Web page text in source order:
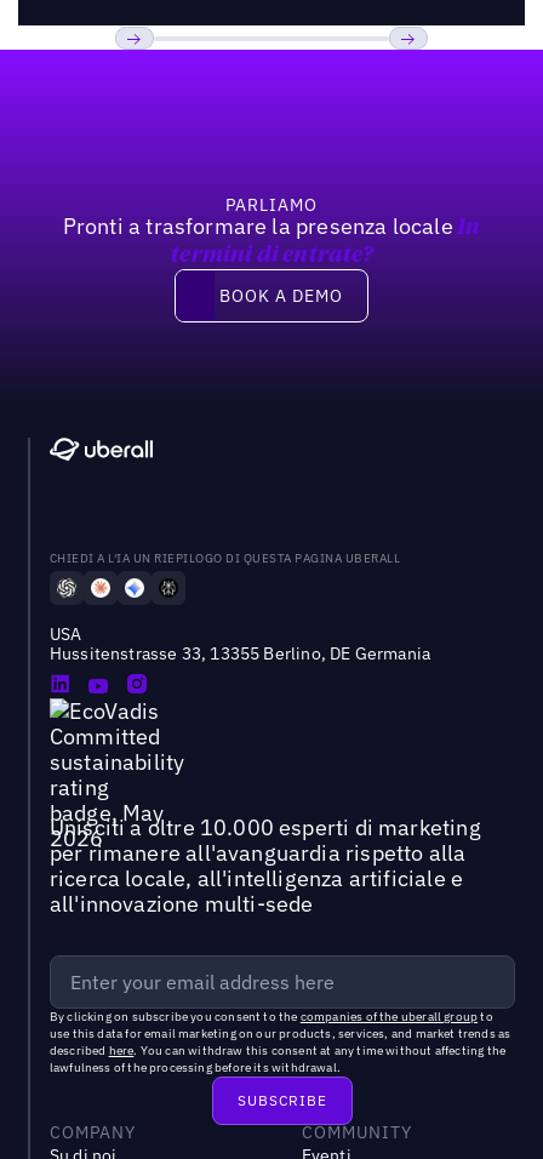
PARLIAMO
Pronti a trasformare la presenza locale In
termini di entrate?
Book a demo
BOOK A DEMO
CHIEDI A L'IA UN RIEPILOGO DI QUESTA PAGINA UBERALL
USA
Hussitenstrasse 33, 13355 Berlino, DE Germania
Unisciti a oltre 10.000 esperti di marketing
per rimanere all'avanguardia rispetto alla
ricerca locale, all'intelligenza artificiale e
all'innovazione multi-sede
By clicking on subscribe you consent to the companies of the uberall groupto
use this data for email marketing on our products, services, and market trends as
described here. You can withdraw this consent at any time without affecting the
lawfulness of the processing before its withdrawal.
COMPANY
COMMUNITY